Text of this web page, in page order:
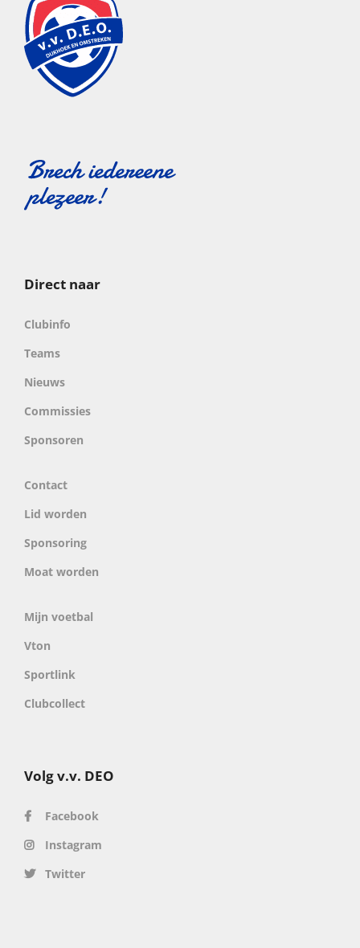
Direct naar
Clubinfo
Teams
Nieuws
Commissies
Sponsoren
Contact
Lid worden
Sponsoring
Moat worden
Mijn voetbal
Vton
Sportlink
Clubcollect
Volg v.v. DEO
Facebook
Instagram
Twitter